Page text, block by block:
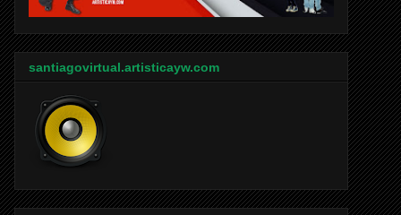
santiagovirtual.artisticayw.com